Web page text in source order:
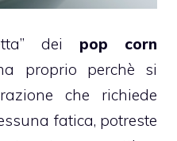
dei pop corn
proprio perchè si
che richiede
fatica, potreste